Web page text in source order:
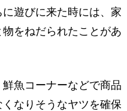
遊びに来た時には、家
をねだられたことがあ
魚コーナーなどで商品
なりそうなヤツを確保